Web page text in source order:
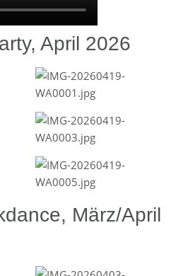
April 2026
März/April